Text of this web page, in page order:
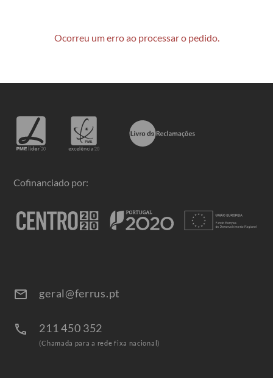
Ocorreu um erro ao processar o pedido.
Cofinanciado por:
email geral@ferrus.pt
call 211 450 352
(Chamada para a rede fixa nacional)